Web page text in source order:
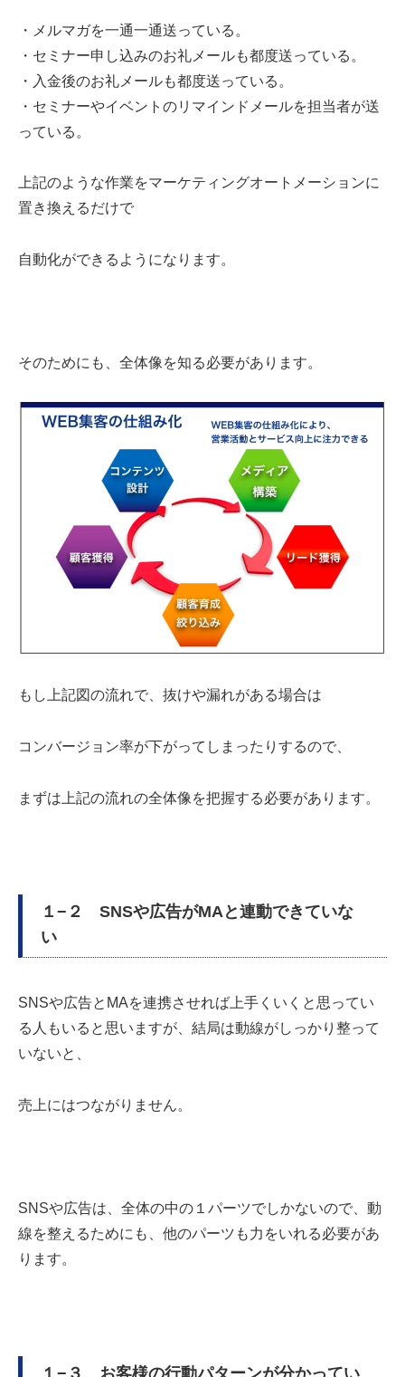
・メルマガを一通一通送っている。
・セミナー申し込みのお礼メールも都度送っている。
・入金後のお礼メールも都度送っている。
・セミナーやイベントのリマインドメールを担当者が送
っている。
上記のような作業をマーケティングオートメーションに
置き換えるだけで
自動化ができるようになります。
そのためにも、全体像を知る必要があります。
もし上記図の流れで、抜けや漏れがある場合は
コンバージョン率が下がってしまったりするので、
まずは上記の流れの全体像を把握する必要があります。
１−２ SNSや広告がMAと連動できていな
い
SNSや広告と MAを連携させれば上手くいくと思ってい
る人もいると思いますが、結局は動線がしっかり整って
いないと、
売上にはつながりません。
SNSや広告は、全体の中の１パーツでしかないので、動
線を整えるためにも、他のパーツも力をいれる必要があ
ります。
１−３ お客様の行動パターンが分かってい